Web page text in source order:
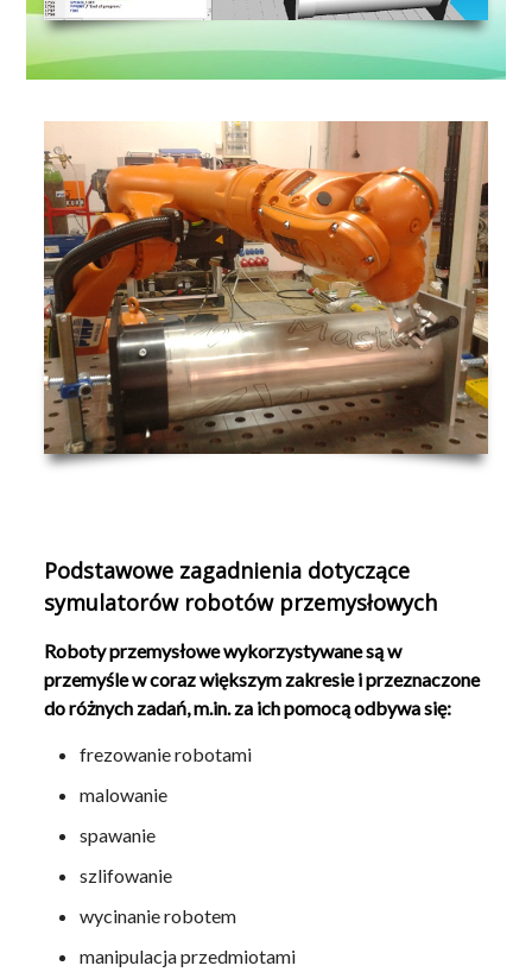
Podstawowe zagadnienia dotyczące
symulatorów robotów przemysłowych
Roboty przemysłowe wykorzystywane są w
przemyśle w coraz większym zakresie i przeznaczone
do różnych zadań, m.in. za ich pomocą odbywa się:
frezowanie robotami
malowanie
spawanie
szlifowanie
wycinanie robotem
manipulacja przedmiotami